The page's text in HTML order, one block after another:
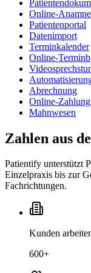
Online-
Patientenportal
Datenimport
Terminkalender
Online-
Abrechnung
Online-Zahlung
Mahnwesen
Zahlen aus
Patientify unterstützt
Einzelpraxis bis zur
Fachrichtungen.
Kunden
600+